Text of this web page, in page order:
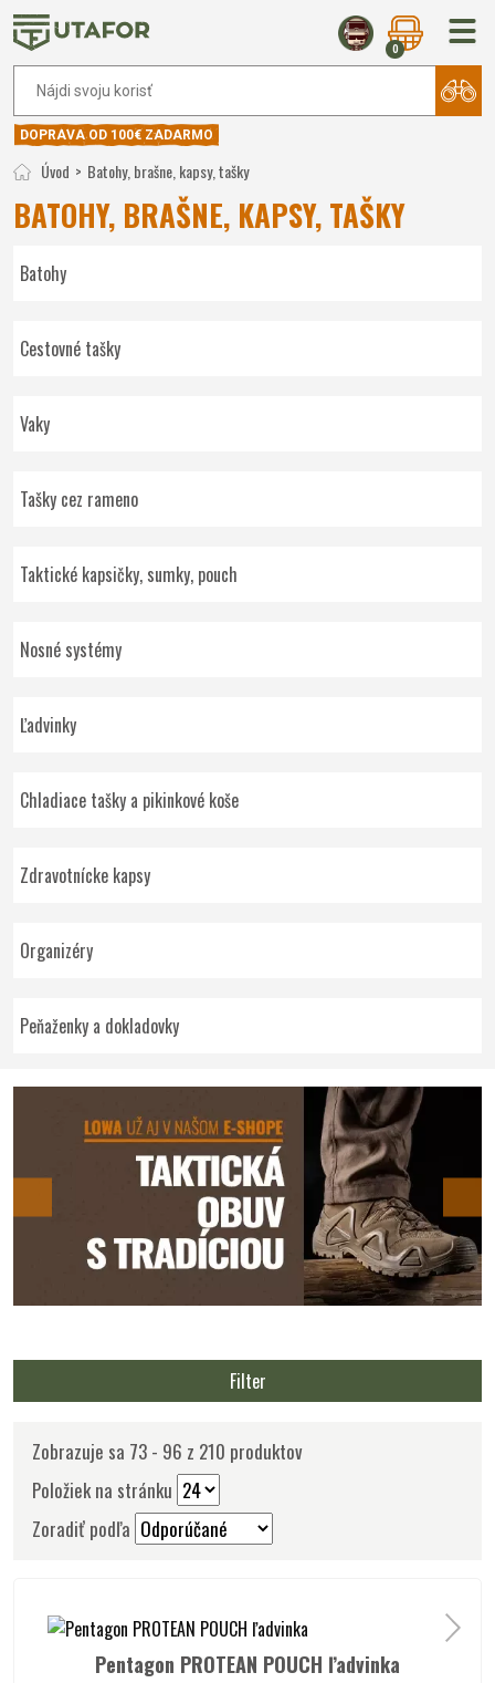
0
DOPRAVA OD 100€ ZADARMO
Úvod Batohy, brašne, kapsy, tašky
BATOHY, BRAŠNE, KAPSY, TAŠKY
Batohy
Cestovné tašky
Vaky
Tašky cez rameno
Taktické kapsičky, sumky, pouch
Nosné systémy
Ľadvinky
Chladiace tašky a pikinkové koše
Zdravotnícke kapsy
Organizéry
Peňaženky a dokladovky
Filter
Zobrazuje sa 73 - 96 z 210 produktov
Položiek na stránku
Zoradiť podľa
Pentagon PROTEAN POUCH ľadvinka